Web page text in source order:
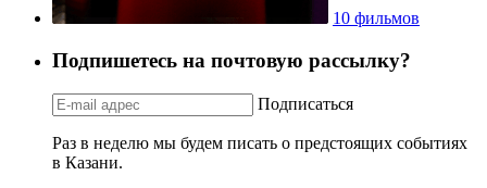
10 фильмов
Подпишетесь на почтовую рассылку?
Подписаться
Раз в неделю мы будем писать о предстоящих событиях
в Казани.